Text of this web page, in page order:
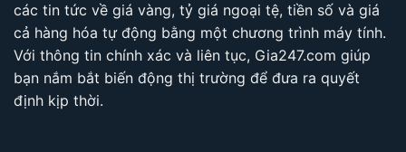
các tin tức về giá vàng, tỷ giá ngoại tệ, tiền số và giá
cả hàng hóa tự động bằng một chương trình máy tính.
Với thông tin chính xác và liên tục, Gia247.com giúp
bạn nắm bắt biến động thị trường để đưa ra quyết
định kịp thời.